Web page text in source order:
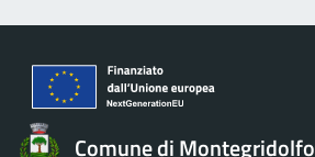
Comune di Montegridolfo